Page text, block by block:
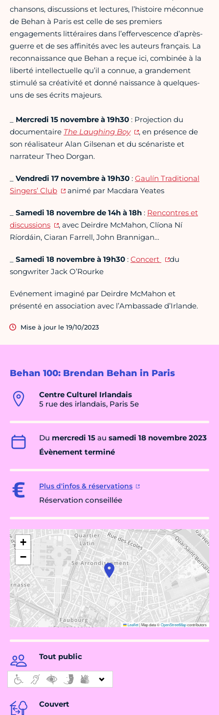
Behan 100: Brendan Behan in Paris
Centre Culturel Irlandais
5 rue des irlandais, Paris 5e
Du mercredi 15 au samedi 18 novembre 2023
Évènement terminé
Plus d'infos & réservations
Réservation conseillée
+
−
Leaflet|Map data ©OpenStreetMapcontributors
Tout public
Couvert
chansons, discussions et lectures, l’histoire méconnue
de Behan à Paris est celle de ses premiers
engagements littéraires dans l’effervescence d’après-
guerre et de ses affinités avec les auteurs français. La
reconnaissance que Behan a reçue ici, combinée à la
liberté intellectuelle qu’il a connue, a grandement
stimulé sa créativité et donné naissance à quelques-
uns de ses écrits majeurs.
Mercredi 15 novembre à 19h30 : Projection du
documentaire The Laughing Boy
, en présence de
son réalisateur Alan Gilsenan et du scénariste et
narrateur Theo Dorgan.
Vendredi 17 novembre à 19h30 : Gaulín Traditional
Singers’ Club
animé par Macdara Yeates
Samedi 18 novembre de 14h à 18h : Rencontres et
discussions
, avec Deirdre McMahon, Clíona Ní
Ríordáin, Ciaran Farrell, John Brannigan…
Samedi 18 novembre à 19h30 : Concert
du
songwriter Jack O’Rourke
Evénement imaginé par Deirdre McMahon et
présenté en association avec l’Ambassade d’Irlande.
Mise à jour le 19/10/2023